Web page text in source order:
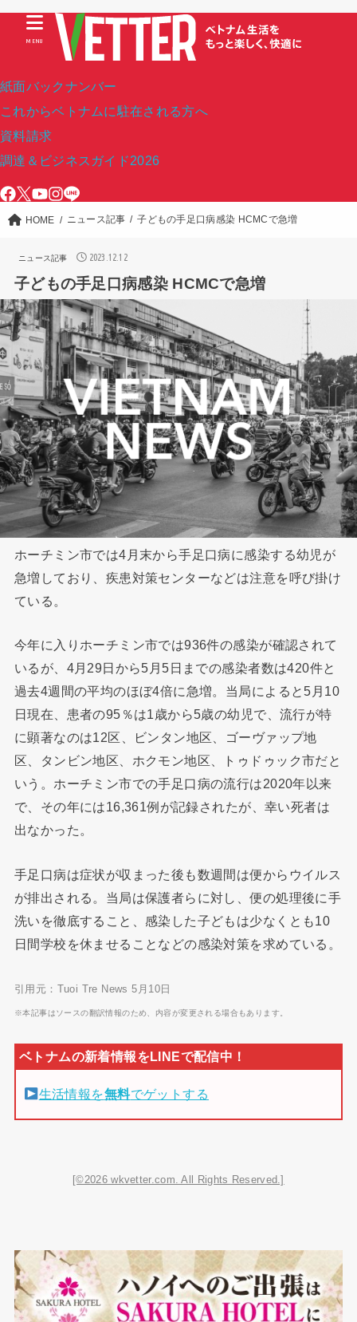
紙面バックナンバー
これからベトナムに駐在される方へ
資料請求
調達＆ビジネスガイド2026
MENU
HOME ニュース記事 子どもの手足口病感染 HCMCで急増
ニュース記事 2023.12.12
子どもの手足口病感染 HCMCで急増
ホーチミン市では4月末から手足口病に感染する幼児が
急増しており、疾患対策センターなどは注意を呼び掛け
ている。
今年に入りホーチミン市では936件の感染が確認されて
いるが、4月29日から5月5日までの感染者数は420件と
過去4週間の平均のほぼ4倍に急増。当局によると5月10
日現在、患者の95％は1歳から5歳の幼児で、流行が特
に顕著なのは12区、ビンタン地区、ゴーヴァップ地
区、タンビン地区、ホクモン地区、トゥドゥック市だと
いう。ホーチミン市での手足口病の流行は2020年以来
で、その年には16,361例が記録されたが、幸い死者は
出なかった。
手足口病は症状が収まった後も数週間は便からウイルス
が排出される。当局は保護者らに対し、便の処理後に手
洗いを徹底すること、感染した子どもは少なくとも10
日間学校を休ませることなどの感染対策を求めている。
引用元：Tuoi Tre News 5月10日
※本記事はソースの翻訳情報のため、内容が変更される場合もあります。
生活情報を無料でゲットする
[©2026 wkvetter.com. All Rights Reserved.]